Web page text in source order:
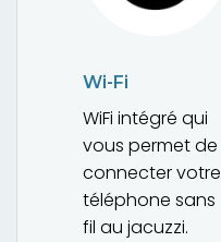
Wi-Fi
WiFi intégré qui
vous permet de
connecter votre
téléphone sans
fil au jacuzzi.